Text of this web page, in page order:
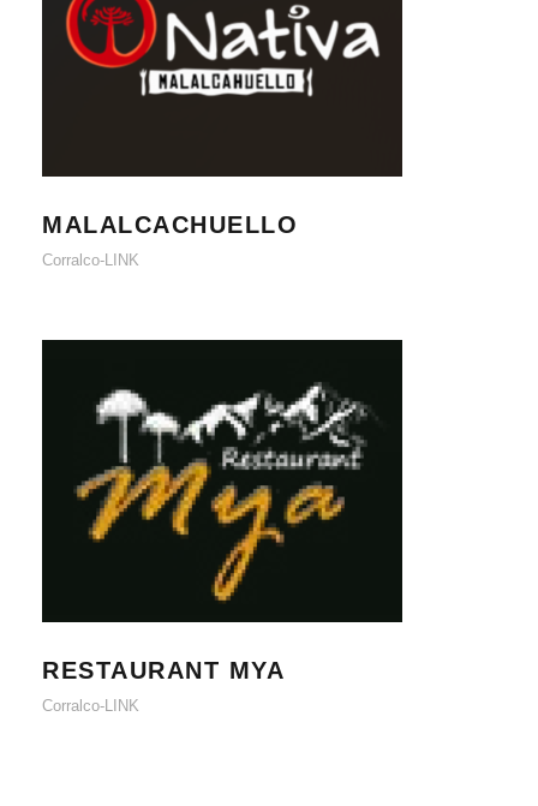
MALALCACHUELLO
Corralco-LINK
RESTAURANT MYA
RESTAURANT MYA
Corralco-LINK